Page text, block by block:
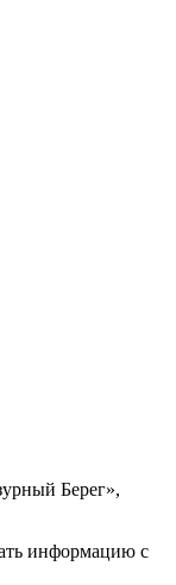
Берег»,
информацию с